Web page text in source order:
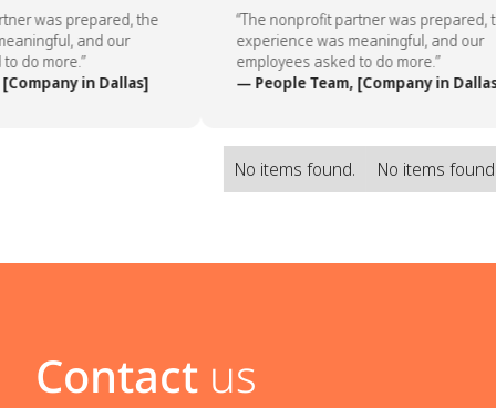
was prepared, the
and our
do more.”
in Dallas]
“The nonprofit partner was prepared,
experience was meaningful, and our
employees asked to do more.”
— People Team, [Company in Dallas]
No items found. No items
Contact us